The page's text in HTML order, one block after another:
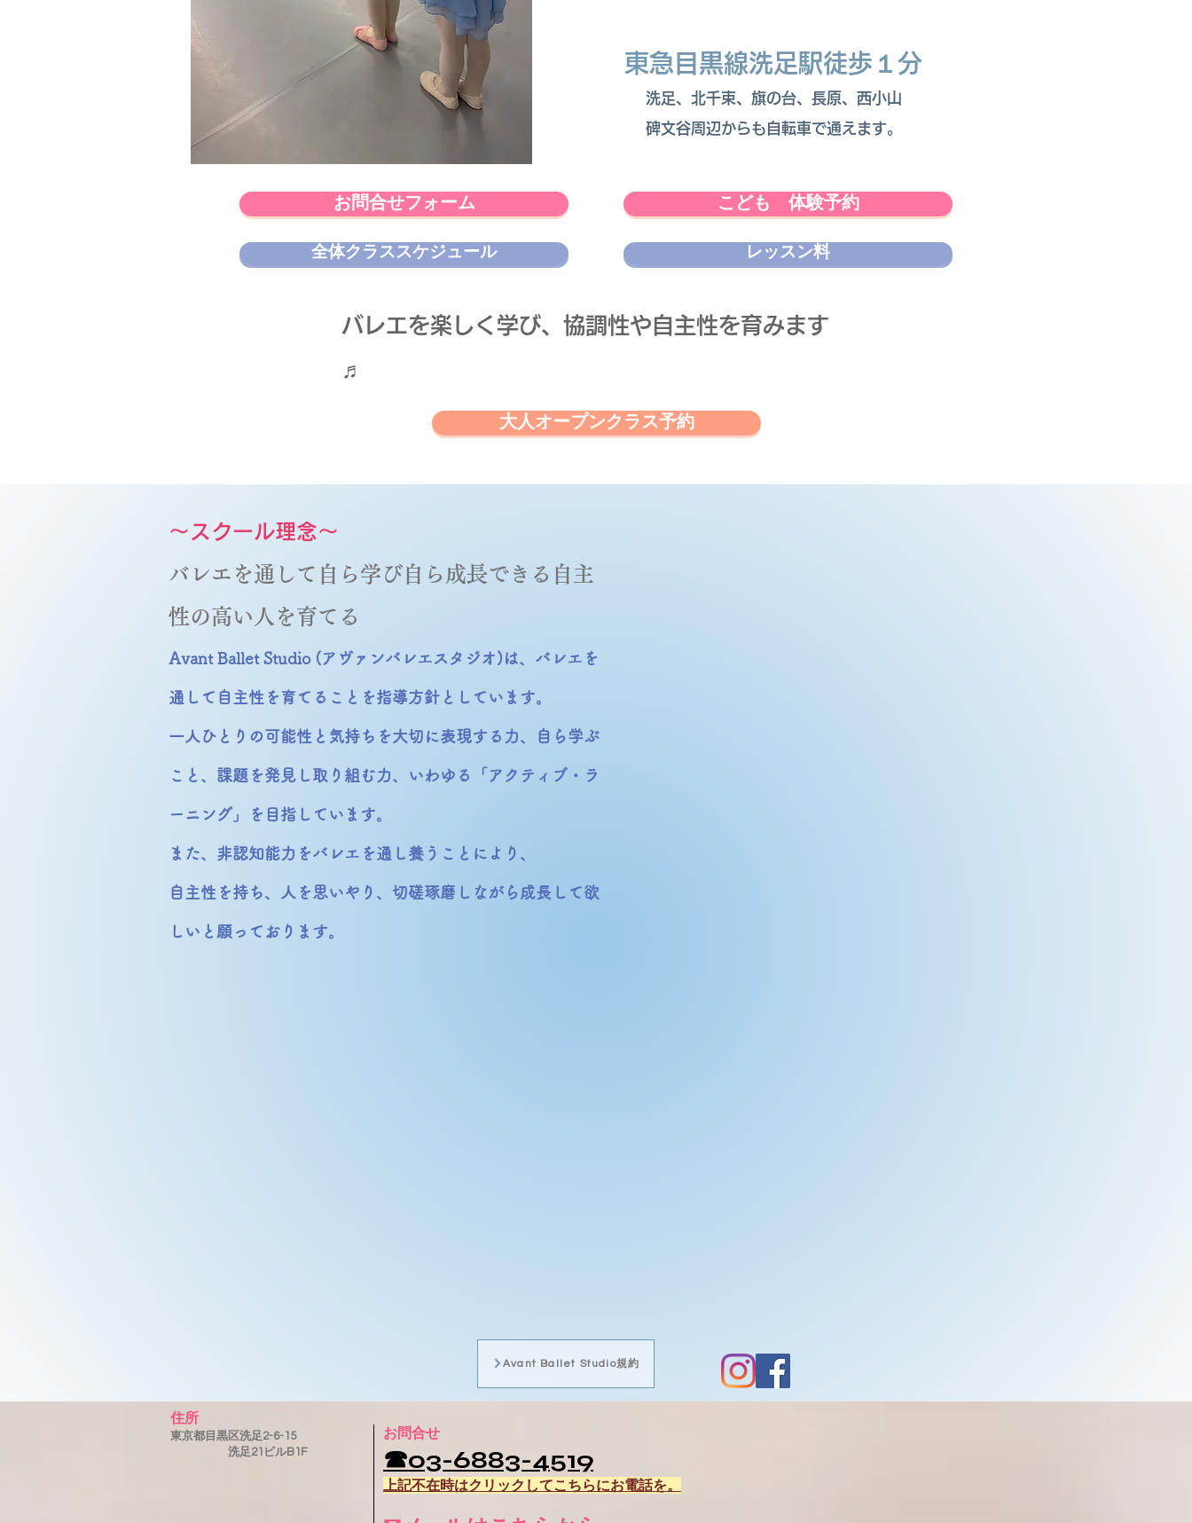
お問合せフォーム
全体クラススケジュール
東急目黒線洗足駅徒歩１分
​洗足、北千束、旗の台、長原、西小山
碑文谷周辺からも自転車で通えます。
こども 体験予約
レッスン料
​バレエを楽しく学び、協調性や自主性を育みます
♬
大人オープンクラス予約
～スクール理念～
バレエを通して自ら学び自ら成長できる自主
性の高い人を育てる
Avant Ballet Studio (アヴァンバレエスタジオ)は、バレエを
通して自主性を育てることを指導方針としています。
​一人ひとりの可能性と気持ちを大切に表現する力、自ら学ぶ
こと、課題を発見し取り組む力、いわゆる「アクティブ・ラ
ーニング」を目指しています。
​また、非認知能力をバレエを通し養うことにより、
​​自主性を持ち、人を思いやり、切磋琢磨しながら成長して欲
しいと願っております。
Avant Ballet Studio規約
住所
東京都目黒区洗足2-6-15
洗足21ビルB1F
お問合せ
☎03-6883-4519
上記不在時はクリックしてこちらにお電話を。